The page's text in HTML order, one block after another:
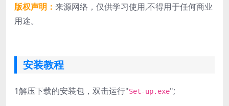
版权声明： 来源网络，仅供学习使用,不得用于任何商业
用途。
安装教程
1解压下载的安装包，双击运行"Set-up.exe";